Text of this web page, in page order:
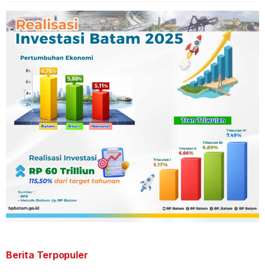
Berita Terpopuler